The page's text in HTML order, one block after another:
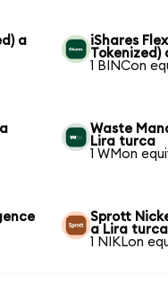
a
iShares
Tokenized)
1 BINCon
Waste
Lira turca
1 WMon
Sprott
a Lira turca
1 NIKLon